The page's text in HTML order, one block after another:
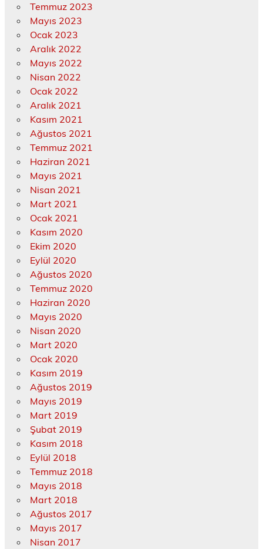
Temmuz 2023
Mayıs 2023
Ocak 2023
Aralık 2022
Mayıs 2022
Nisan 2022
Ocak 2022
Aralık 2021
Kasım 2021
Ağustos 2021
Temmuz 2021
Haziran 2021
Mayıs 2021
Nisan 2021
Mart 2021
Ocak 2021
Kasım 2020
Ekim 2020
Eylül 2020
Ağustos 2020
Temmuz 2020
Haziran 2020
Mayıs 2020
Nisan 2020
Mart 2020
Ocak 2020
Kasım 2019
Ağustos 2019
Mayıs 2019
Mart 2019
Şubat 2019
Kasım 2018
Eylül 2018
Temmuz 2018
Mayıs 2018
Mart 2018
Ağustos 2017
Mayıs 2017
Nisan 2017